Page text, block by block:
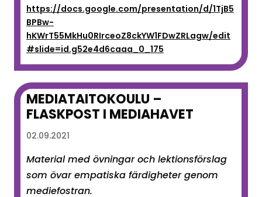
https://docs.google.com/presentation/d/1TjB5
BPBw-
hKWrT55MkHu0RIrceoZ8ckYW1FDwZRLagw/edit
#slide=id.g52e4d6caaa_0_175
MEDIATAITOKOULU –
FLASKPOST I MEDIAHAVET
02.09.2021
Material med övningar och lektionsförslag
som övar empatiska färdigheter genom
mediefostran.